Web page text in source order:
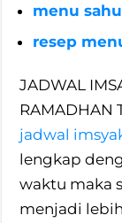
menu
resep
JADWAL
RAMADHAN
jadwal
lengkap
waktu maka
menjadi